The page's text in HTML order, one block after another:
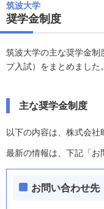
筑波大学
奨学金制度
筑波大学の主な奨学金制
プ入試）をまとめました。
主な奨学金制度
以下の内容は、株式会社
最新の情報は、下記「お
お問い合わせ先